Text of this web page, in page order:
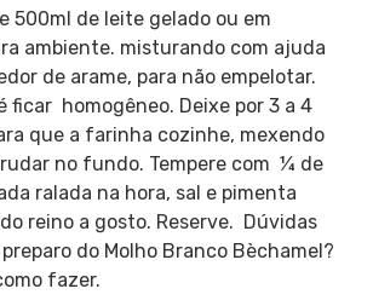
500ml de leite gelado ou em
ambiente. misturando com ajuda
de arame, para não empelotar.
ficar homogêneo. Deixe por 3 a 4
que a farinha cozinhe, mexendo
no fundo. Tempere com ¼ de
ralada na hora, sal e pimenta
reino a gosto. Reserve. Dúvidas
do Molho Branco Bèchamel?
fazer.